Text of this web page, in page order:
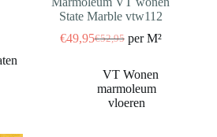
State Marble vtw112
€52,95
Oorspronkelijke
was:
€52,95.
€49,95Huidige
€49,95.
per M²